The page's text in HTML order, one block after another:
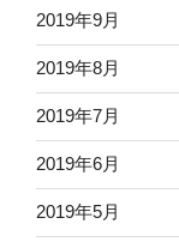
2019年9月
2019年8月
2019年7月
2019年6月
2019年5月